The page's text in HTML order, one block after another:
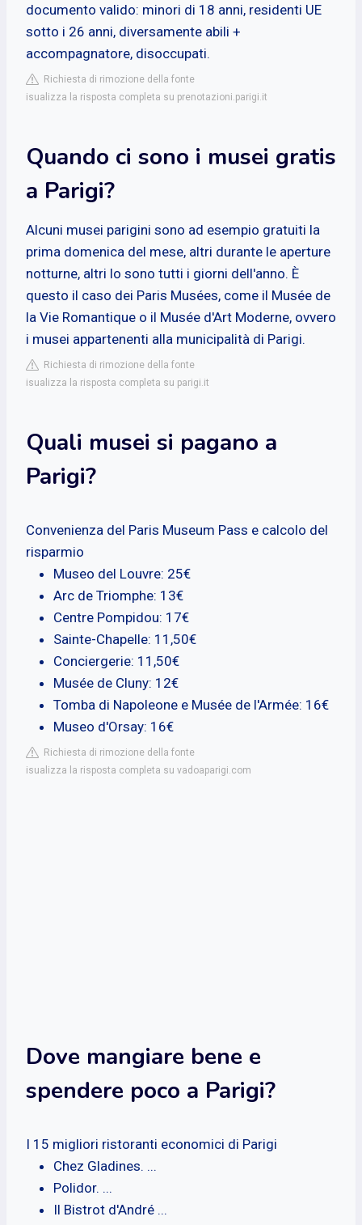
documento valido: minori di 18 anni, residenti UE
sotto i 26 anni, diversamente abili +
accompagnatore, disoccupati.
Richiesta di rimozione della fonte
isualizza la risposta completa su prenotazioni.parigi.it
Quando ci sono i musei gratis
a Parigi?
Alcuni musei parigini sono ad esempio gratuiti la
prima domenica del mese, altri durante le aperture
notturne, altri lo sono tutti i giorni dell'anno. È
questo il caso dei Paris Musées, come il Musée de
la Vie Romantique o il Musée d'Art Moderne, ovvero
i musei appartenenti alla municipalità di Parigi.
Richiesta di rimozione della fonte
isualizza la risposta completa su parigi.it
Quali musei si pagano a
Parigi?
Convenienza del Paris Museum Pass e calcolo del
risparmio
Museo del Louvre: 25€
Arc de Triomphe: 13€
Centre Pompidou: 17€
Sainte-Chapelle: 11,50€
Conciergerie: 11,50€
Musée de Cluny: 12€
Tomba di Napoleone e Musée de l'Armée: 16€
Museo d'Orsay: 16€
Richiesta di rimozione della fonte
isualizza la risposta completa su vadoaparigi.com
Dove mangiare bene e
spendere poco a Parigi?
I 15 migliori ristoranti economici di Parigi
Chez Gladines. ...
Polidor. ...
Il Bistrot d'André ...